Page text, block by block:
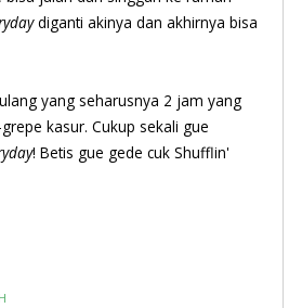
diganti akinya dan akhirnya bisa
yang seharusnya 2 jam yang
kasur. Cukup sekali gue
! Betis gue gede cuk Shufflin'